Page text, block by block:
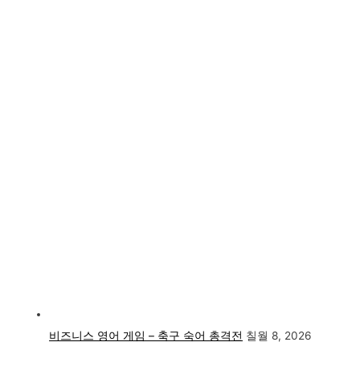
비즈니스 영어 게임 – 축구 숙어 총격전 칠월 8, 2026